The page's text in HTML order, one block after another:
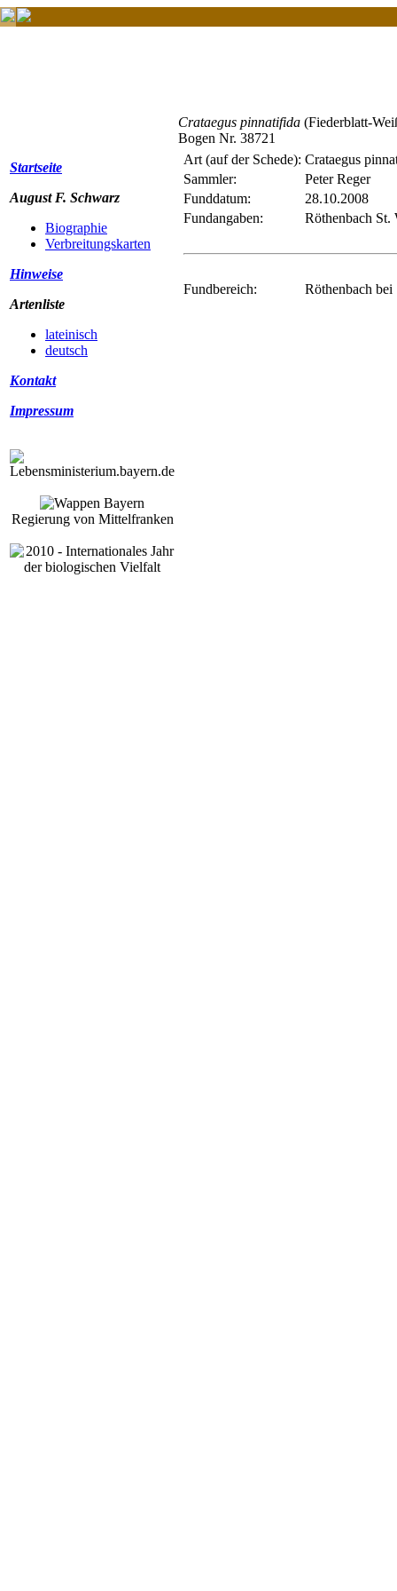
Startseite
August F. Schwarz
Biographie
Verbreitungskarten
Hinweise
Artenliste
lateinisch
deutsch
Kontakt
Impressum
Regierung von Mittelfranken
Crataegus pinnatifida (Fiederblatt-
Bogen Nr. 38721
Art (auf der Schede): Crataegus
Sammler:
Peter Reger
Funddatum:
28.10.2008
Fundangaben:
Röthenbach
Fundbereich: Röthenbach